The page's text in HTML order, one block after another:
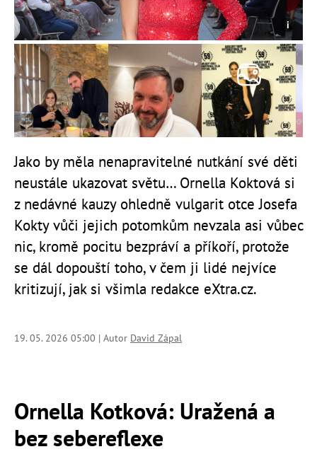
Jako by měla nenapravitelné nutkání své děti
neustále ukazovat světu… Ornella Koktová si
z nedávné kauzy ohledně vulgarit otce Josefa
Kokty vůči jejich potomkům nevzala asi vůbec
nic, kromě pocitu bezpráví a příkoří, protože
se dál dopouští toho, v čem ji lidé nejvíce
kritizují, jak si všimla redakce eXtra.cz.
19. 05. 2026 05:00 | Autor David Zápal
Ornella Kotková: Uražená a
bez sebereflexe